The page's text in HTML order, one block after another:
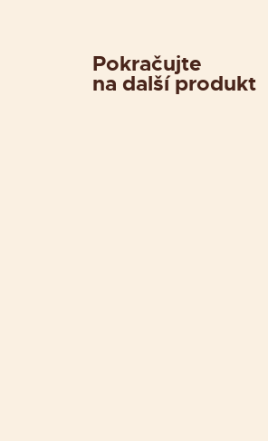
Pokračujte
na další produkt